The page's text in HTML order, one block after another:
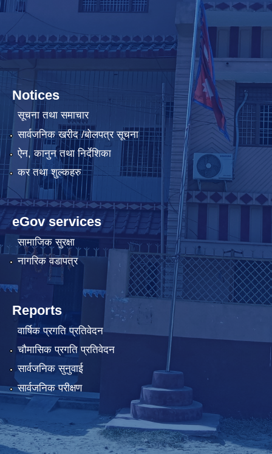
Notices
सूचना तथा समाचार
सार्वजनिक खरीद /बोलपत्र सूचना
ऐन, कानुन तथा निर्देशिका
कर तथा शुल्कहरु
eGov services
सामाजिक सुरक्षा
नागरिक वडापत्र
Reports
वार्षिक प्रगति प्रतिवेदन
चौमासिक प्रगति प्रतिवेदन
सार्वजनिक सुनुवाई
सार्वजनिक परीक्षण